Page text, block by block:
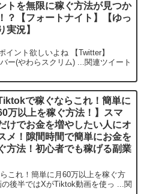
トを無限に稼ぐ方法が見つか
？【フォートナイト】【ゆっ
実況】
イント欲しいよね 【Twitter】
ー(やわらスクリム) ...関連ツイート
Tiktokで稼ぐならこれ！簡単に
万以上を稼ぐ方法！】スマ
けでお金を増やしたい人にオ
メ！隙間時間で簡単にお金を
方法！初心者でも稼げる副業
これ！簡単に月60万以上を稼ぐ方
後半ではXがTiktok動画を使っ ...関